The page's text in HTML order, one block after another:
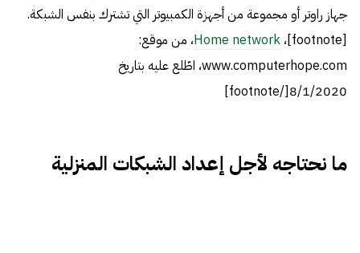
جهاز راوتر أو مجموعة من أجهزة الكمبيوتر التي تشترك بنفس الشبكة.
[footnote]،
Home network، من موقع:
www.computerhope.com، اطّلع عليه بتاريخ
8/1/2020[/footnote]
ما نحتاجه لأجل إعداد الشبكات المنزلية